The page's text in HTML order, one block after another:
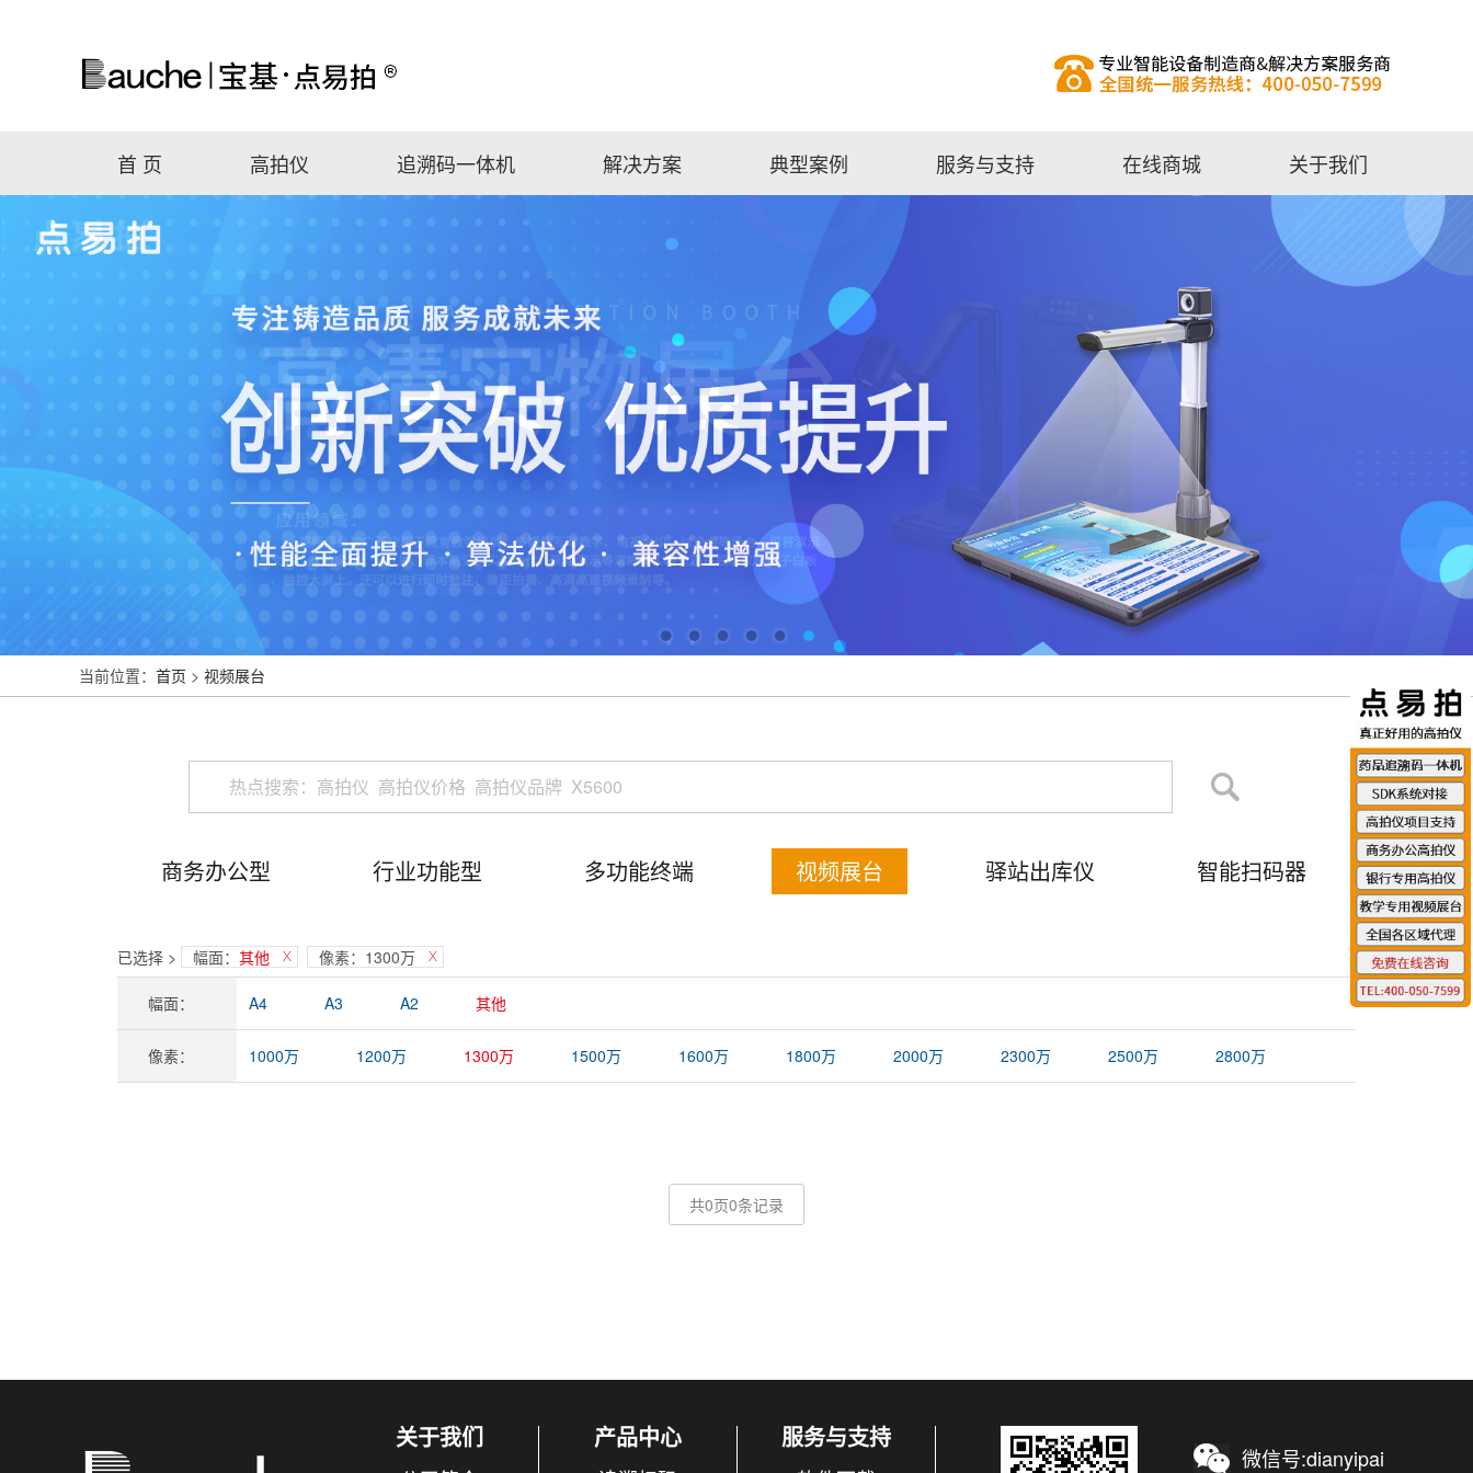
首 页 高拍仪 追溯码一体机 解决方案 典型案例 服务与支持 在线商城 关于我们
当前位置： 首页 > 视频展台
商务办公型 行业功能型 多功能终端 视频展台 驿站出库仪 智能扫码器
已选择 > 幅面： 其他 像素：1300万
幅面： A4 A3 A2 其他
像素： 1000万 1200万 1300万 1500万 1600万 1800万 2000万 2300万 2500万 2800万
共0页0条记录
关于我们 产品中心 服务与支持
微信号:dianyipai